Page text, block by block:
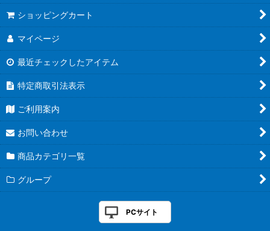
ショッピングカート
マイページ
最近チェックしたアイテム
特定商取引法表示
ご利用案内
お問い合わせ
商品カテゴリ一覧
グループ
PCサイト